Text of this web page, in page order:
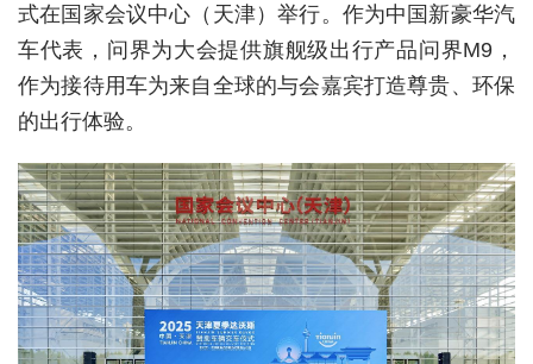
世相
环球
专题
经济
城建
科教
健康
式在国家会议中心（天津）举行。作为中国新豪华汽
车代表，问界为大会提供旗舰级出行产品问界M9，
作为接待用车为来自全球的与会嘉宾打造尊贵、环保
的出行体验。